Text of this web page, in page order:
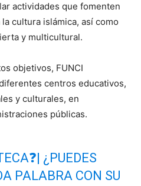
actividades que fomenten
cultura islámica, así como
y multicultural.
objetivos, FUNCI
centros educativos,
y culturales, en
públicas.
❓| ¿PUEDES
PALABRA CON SU